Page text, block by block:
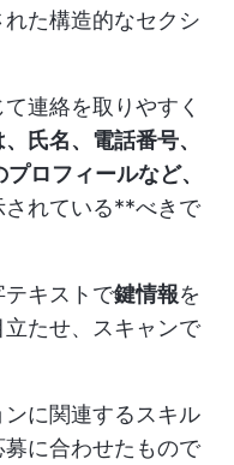
た構造的なセクシ
連絡を取りやすく
氏名、電話番号、
ロフィールなど、
されている**べきで
テキストで鍵情報を
たせ、スキャンで
に関連するスキル
に合わせたもので